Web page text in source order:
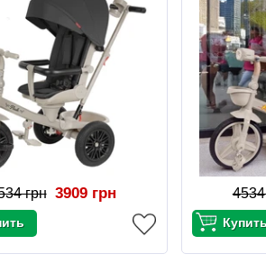
грн 3909 грн